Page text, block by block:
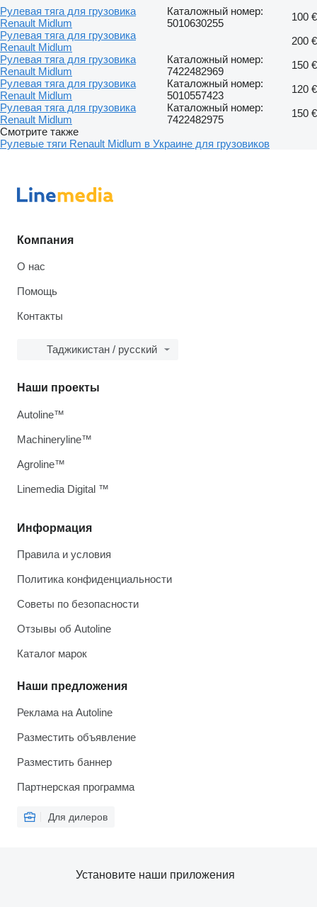
Рулевая тяга для грузовика
Renault Midlum
Каталожный номер:
5010630255
100 €
Рулевая тяга для грузовика
Renault Midlum
200 €
Рулевая тяга для грузовика
Renault Midlum
Каталожный номер:
7422482969
150 €
Рулевая тяга для грузовика
Renault Midlum
Каталожный номер:
5010557423
120 €
Рулевая тяга для грузовика
Renault Midlum
Каталожный номер:
7422482975
150 €
Смотрите также
Рулевые тяги Renault Midlum в Украине для грузовиков
Компания
О нас
Помощь
Контакты
Таджикистан / русский
Информация
Правила и условия
Политика конфиденциальности
Советы по безопасности
Отзывы об Autoline
Каталог марок
Наши предложения
Реклама на Autoline
Разместить объявление
Разместить баннер
Партнерская программа
Для дилеров
Наши проекты
Autoline™
Machineryline™
Agroline™
Linemedia Digital ™
Установите наши приложения